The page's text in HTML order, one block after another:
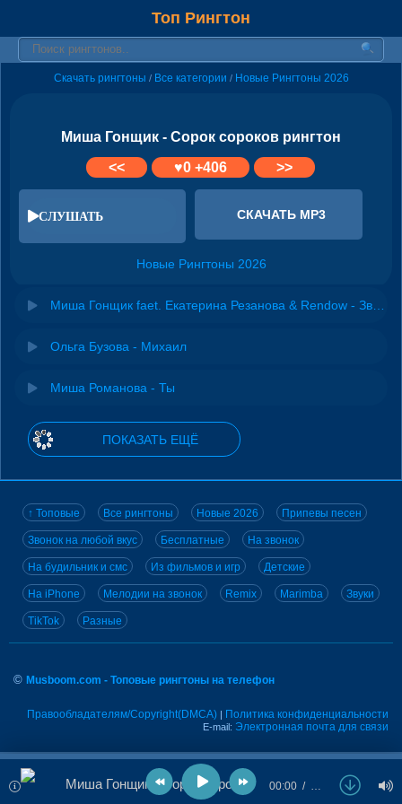
Топ Рингтон
Скачать рингтоны / Все категории / Новые Рингтоны 2026
Миша Гонщик - Сорок сороков рингтон
<<
♥0+406 >>
СЛУШАТЬ СКАЧАТЬ MP3
Новые Рингтоны 2026
Ольга Бузова - Михаил
Миша Романова - Ты
ПОКАЗАТЬ ЕЩЁ
↑ Топовые Все рингтоны Новые 2026 Припевы песен
Звонок на любой вкус Бесплатные На звонок
На будильник и смс Из фильмов и игр Детские
На iPhone Мелодии на звонок Remix Marimba Звуки
TikTok Разные
© Musboom.com - Топовые рингтоны на телефон
Правообладателям/Copyright(DMCA) | Политика конфиденциальности
E-mail: Электронная почта для связи
Миша Гонщик - Сорок сороков 00:00 …